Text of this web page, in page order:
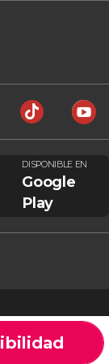
DISPONIBLE EN
Google
Play
Cookies